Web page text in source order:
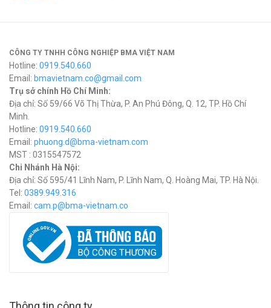
CÔNG TY TNHH CÔNG NGHIỆP BMA VIỆT NAM
Hotline: 0919.540.660
Email: bmavietnam.co@gmail.com
Trụ sở chính Hồ Chí Minh:
Địa chỉ: Số 59/66 Võ Thị Thừa, P. An Phú Đông, Q. 12, TP. Hồ Chí
Minh.
Hotline: 0919.540.660
Email: phuong.d@bma-vietnam.com
MST : 0315547572
Chi Nhánh Hà Nội:
Địa chỉ: Số 595/41 Lĩnh Nam, P. Lĩnh Nam, Q. Hoàng Mai, TP. Hà Nội.
Tel: 0389.949.316
Email: cam.p@bma-vietnam.co